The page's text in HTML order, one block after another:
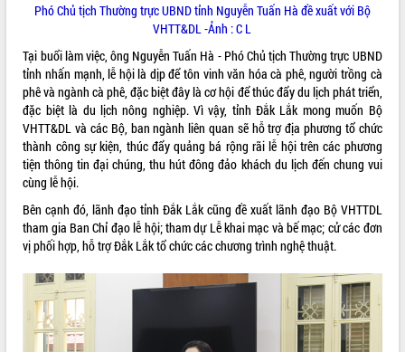
VIDEO
Phó Chủ tịch Thường trực UBND tỉnh Nguyễn Tuấn Hà đề xuất với Bộ
VHTT&DL -Ảnh : C L
Tại buổi làm việc, ông Nguyễn Tuấn Hà - Phó Chủ tịch Thường trực UBND
tỉnh nhấn mạnh, lễ hội là dịp để tôn vinh văn hóa cà phê, người trồng cà
phê và ngành cà phê, đặc biệt đây là cơ hội để thúc đẩy du lịch phát triển,
đặc biệt là du lịch nông nghiệp. Vì vậy, tỉnh Đắk Lắk mong muốn Bộ
VHTT&DL và các Bộ, ban ngành liên quan sẽ hỗ trợ địa phương tổ chức
thành công sự kiện, thúc đẩy quảng bá rộng rãi lễ hội trên các phương
tiện thông tin đại chúng, thu hút đông đảo khách du lịch đến chung vui
cùng lễ hội.
Bên cạnh đó, lãnh đạo tỉnh Đắk Lắk cũng đề xuất lãnh đạo Bộ VHTTDL
tham gia Ban Chỉ đạo lễ hội; tham dự Lễ khai mạc và bế mạc; cử các đơn
vị phối hợp, hỗ trợ Đắk Lắk tổ chức các chương trình nghệ thuật.